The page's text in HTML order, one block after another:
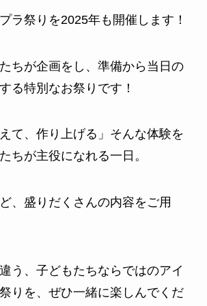
ラ祭りを2025年も開催します！
ちが企画をし、準備から当日の
る特別なお祭りです！
て、作り上げる」そんな体験を
ちが主役になれる一日。
、盛りだくさんの内容をご用
う、子どもたちならではのアイ
りを、ぜひ一緒に楽しんでくだ